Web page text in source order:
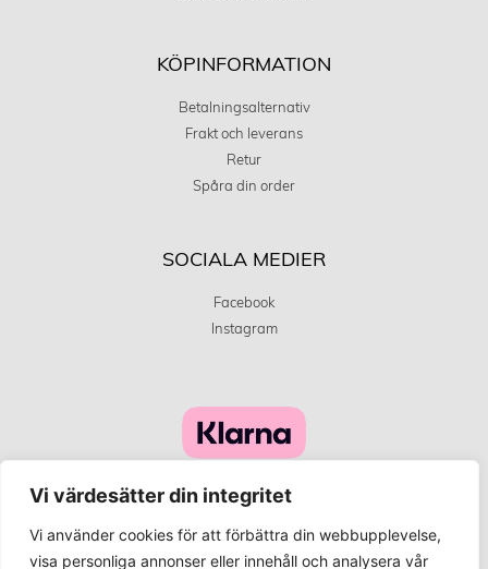
Vi värdesätter din integritet
Vi använder cookies för att förbättra din webbupplevelse,
visa personliga annonser eller innehåll och analysera vår
KÖPINFORMATION
Betalningsalternativ
Frakt och leverans
Retur
Spåra din order
SOCIALA MEDIER
Facebook
Instagram